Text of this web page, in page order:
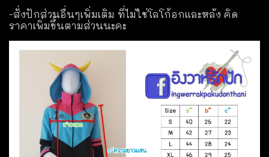
-สั่งปักส่วนอื่นๆเพิ่มเติม ที่ไม่ใช่โลโก้อกและหลัง คิด
ราคาเพิ่มขึ้นตามส่วนนะคะ